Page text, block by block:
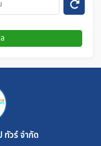
วร์ จำกัด